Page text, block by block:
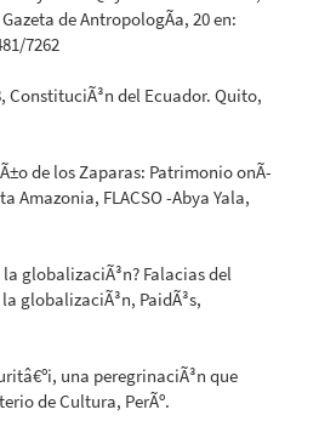
Gazeta de AntropologÃ­a, 20 en:
7262
ConstituciÃ³n del Ecuador. Quito,
de los Zaparas: Patrimonio onÃ­
Amazonia, FLACSO -Abya Yala,
la globalizaciÃ³n? Falacias del
globalizaciÃ³n, PaidÃ³s,
una peregrinaciÃ³n que
de Cultura, PerÃº.